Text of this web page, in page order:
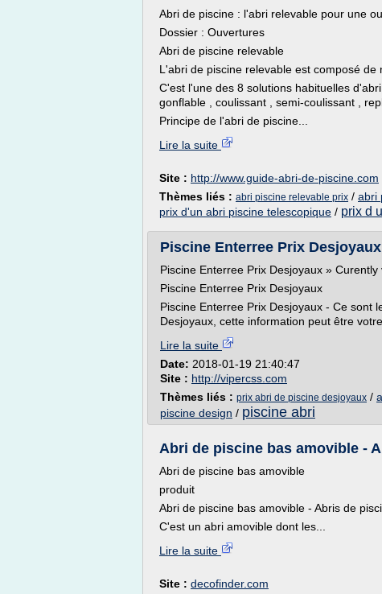
Abri de piscine : l'abri relevable pour une
Dossier : Ouvertures
Abri de piscine relevable
L'abri de piscine relevable est composé
C'est l'une des 8 solutions habituelles
gonflable , coulissant , semi-coulissant ,
Principe de l'abri de piscine...
Lire la suite
Site : http://www.guide-abri-de-piscine.com
Thèmes liés : abri piscine relevable prix / abri
prix d'un abri piscine telescopique / prix d
Piscine Enterree Prix
Piscine Enterree Prix Desjoyaux » Curently
Piscine Enterree Prix Desjoyaux
Piscine Enterree Prix Desjoyaux - Ce sont
Desjoyaux, cette information peut être
Lire la suite
Date: 2018-01-19 21:40:47
Site : http://vipercss.com
Thèmes liés : prix abri de piscine desjoyaux /
piscine design / piscine abri
Abri de piscine bas amovible -
Abri de piscine bas amovible
produit
Abri de piscine bas amovible - Abris de
C'est un abri amovible dont les...
Lire la suite
Site : decofinder.com